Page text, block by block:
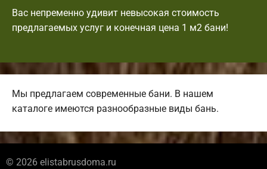
Вас непременно удивит невысокая стоимость
предлагаемых услуг и конечная цена 1 м2 бани!
Мы предлагаем современные бани. В нашем
каталоге имеются разнообразные виды бань.
© 2026 elistabrusdoma.ru